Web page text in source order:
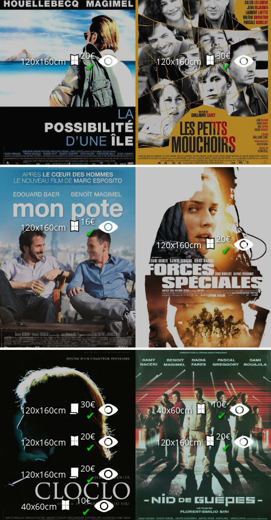
120x160cm
20€
✔ 120x160cm
30€
✔
120x160cm
16€
✔
120x160cm
20€
✔
120x160cm
30€
✔
120x160cm
20€
✔
120x160cm
20€
✔
40x60cm
10€
✔
40x60cm
10€
✔
120x160cm
20€
✔